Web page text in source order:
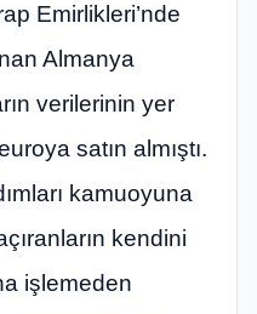
Emirlikleri’nde
Almanya
verilerinin yer
satın almıştı.
kamuoyuna
kendini
işlemeden